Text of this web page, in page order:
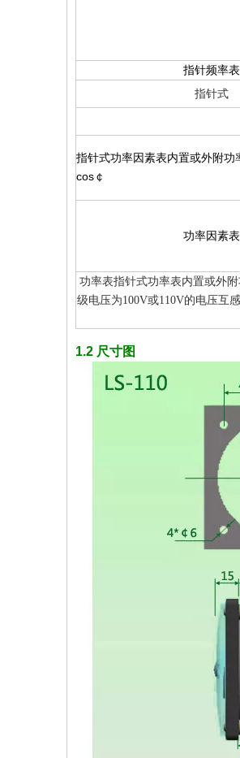
指针频率表
指针式
指针式功率因素表内置或外附
cos￠
功率因素表
功率表指针式功率表内置或外
级电压为100V或110V的电压互
1.2 尺寸图